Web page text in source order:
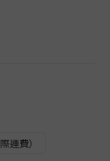
運費）